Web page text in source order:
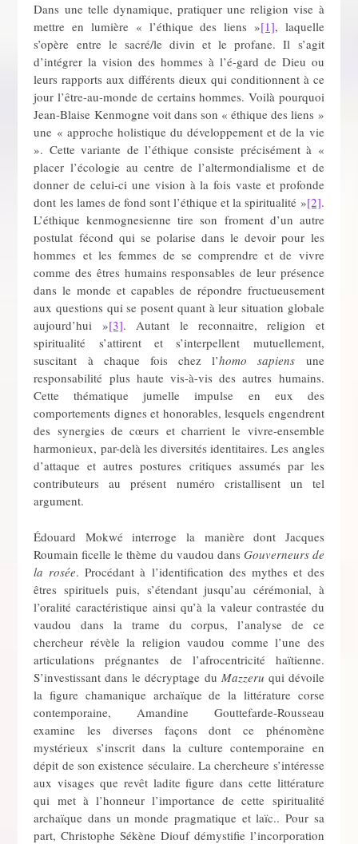
Dans une telle dynamique, pratiquer une religion vise à
mettre en lumière « l’éthique des liens »[1], laquelle
s’opère entre le sacré/le divin et le profane. Il s’agit
d’intégrer la vision des hommes à l’é-gard de Dieu ou
leurs rapports aux différents dieux qui conditionnent à ce
jour l’être-au-monde de certains hommes. Voilà pourquoi
Jean-Blaise Kenmogne voit dans son « éthique des liens »
une « approche holistique du développement et de la vie
». Cette variante de l’éthique consiste précisément à «
placer l’écologie au centre de l’altermondialisme et de
donner de celui-ci une vision à la fois vaste et profonde
dont les lames de fond sont l’éthique et la spiritualité »[2].
L’éthique kenmognesienne tire son froment d’un autre
postulat fécond qui se polarise dans le devoir pour les
hommes et les femmes de se comprendre et de vivre
comme des êtres humains responsables de leur présence
dans le monde et capables de répondre fructueusement
aux questions qui se posent quant à leur situation globale
aujourd’hui »[3]. Autant le reconnaitre, religion et
spiritualité s’attirent et s’interpellent mutuellement,
suscitant à chaque fois chez l’homo sapiens une
responsabilité plus haute vis-à-vis des autres humains.
Cette thématique jumelle impulse en eux des
comportements dignes et honorables, lesquels engendrent
des synergies de cœurs et charrient le vivre-ensemble
harmonieux, par-delà les diversités identitaires. Les angles
d’attaque et autres postures critiques assumés par les
contributeurs au présent numéro cristallisent un tel
argument.
Édouard Mokwé interroge la manière dont Jacques
Roumain ficelle le thème du vaudou dans Gouverneurs de
la rosée. Procédant à l’identification des mythes et des
êtres spirituels puis, s’étendant jusqu’au cérémonial, à
l’oralité caractéristique ainsi qu’à la valeur contrastée du
vaudou dans la trame du corpus, l’analyse de ce
chercheur révèle la religion vaudou comme l’une des
articulations prégnantes de l’afrocentricité haïtienne.
S’investissant dans le décryptage du Mazzeru qui dévoile
la figure chamanique archaïque de la littérature corse
contemporaine, Amandine Gouttefarde-Rousseau
examine les diverses façons dont ce phénomène
mystérieux s’inscrit dans la culture contemporaine en
dépit de son existence séculaire. La chercheure s’intéresse
aux visages que revêt ladite figure dans cette littérature
qui met à l’honneur l’importance de cette spiritualité
archaïque dans un monde pragmatique et laïc.. Pour sa
part, Christophe Sékène Diouf démystifie l’incorporation